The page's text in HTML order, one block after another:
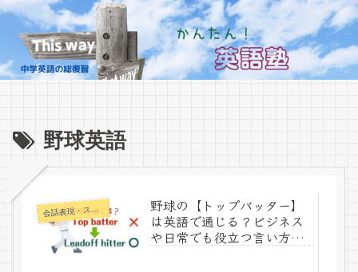
野球英語
会話表現・スラング・ことわざ
野球の【トップバッター】
は英語で通じる？ビジネス
や日常でも役立つ言い方を